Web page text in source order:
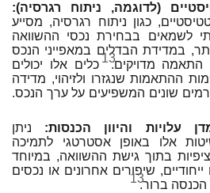
(לדוגמה, ניתוח רגרסיה):
כגון ניתוח רגרסיה, מסייע
לשמאים בבחירת נכסי ההשוואה
במדידת הבדלים במאפייני הנכס
התאמה מדויקים.13כלים אלו יכולים
ההתאמות שנגזרו ולזיהוי, מדידה
שונים המשפיעים על ערך הנכס.
עלויות והיוון הכנסות: ניתן
אלו באופן אסטרטגי לתמיכה
בתוך גישת ההשוואה, במיוחד
שיפורים אחרונים או נכסים
הכנסה ברור.13